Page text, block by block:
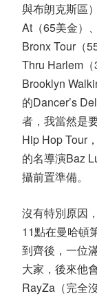
與布朗克斯區
At（65美金）
Bronx Tour（
Thru Harlem
Brooklyn
的Dancer’s
者，我當然是
Hip Hop Tour
的名導演Baz
攝前置準備。
沒有特別原因
11點在曼哈頓
到齊後，一位
大家，後來他
RayZa（完全